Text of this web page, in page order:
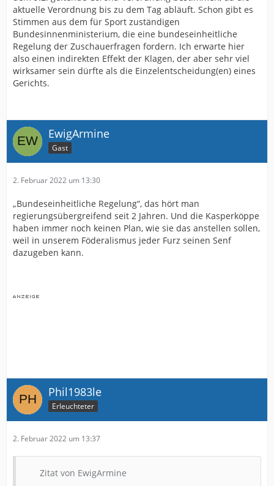
aktuelle Verordnung bis zu dem Tag abläuft. Schon gibt es
Stimmen aus dem für Sport zuständigen
Bundesinnenministerium, die eine bundeseinheitliche
Regelung der Zuschauerfragen fordern. Ich erwarte hier
also einen indirekten Effekt der Klagen, der aber sehr viel
wirksamer sein dürfte als die Einzelentscheidung(en) eines
Gerichts.
EwigArmine
Gast
2. Februar 2022 um 13:30
„Bundeseinheitliche Regelung“, das hört man
regierungsübergreifend seit 2 Jahren. Und die Kasperköppe
haben immer noch keinen Plan, wie sie das anstellen sollen,
weil in unserem Föderalismus jeder Furz seinen Senf
dazugeben kann.
Phil1983le
Erleuchteter
2. Februar 2022 um 13:37
Zitat von EwigArmine